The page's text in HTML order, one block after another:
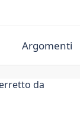
Argomenti